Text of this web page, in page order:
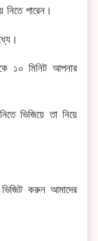
নিতে পারেন।
১০ মিনিট আপনার
ভিজিয়ে তা নিয়ে
করুন আমাদের